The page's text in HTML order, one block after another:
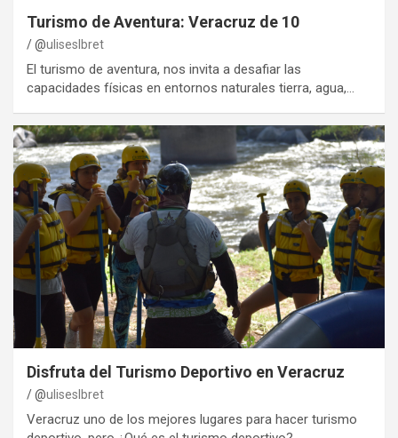
Turismo de Aventura: Veracruz de 10
@uliseslbret
El turismo de aventura, nos invita a desafiar las
capacidades físicas en entornos naturales tierra, agua,…
Disfruta del Turismo Deportivo en Veracruz
@uliseslbret
Veracruz uno de los mejores lugares para hacer turismo